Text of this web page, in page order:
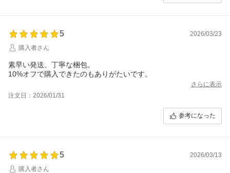
5
2026/03/23
購入者さん
素早い発送、丁寧な梱包。
10%オフで購入できたのもありがたいです。
さらに表示
注文日：2026/01/31
参考になった
5
2026/03/13
購入者さん